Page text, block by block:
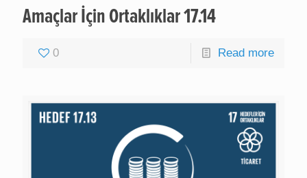
Amaçlar İçin Ortaklıklar 17.14
0 Read more